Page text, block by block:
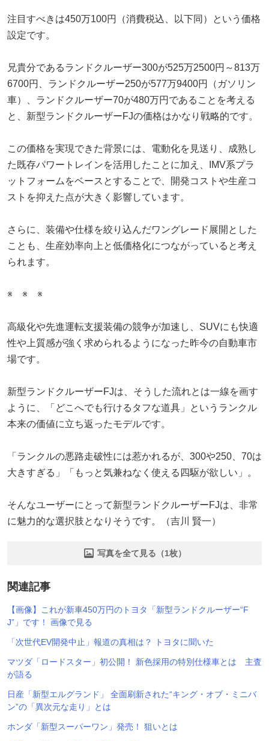
注目すべきは450万100円（消費税込、以下同）という価格
設定です。
兄貴分であるランドクルーザー300が525万2500円～813万
6700円、ランドクルーザー250が577万9400円（ガソリン
車）、ランドクルーザー70が480万円であることを考える
と、新型ランドクルーザーFJの価格はかなり戦略的です。
この価格を実現できた背景には、電動化を見送り、成熟し
た既存パワートレインを活用したことに加え、IMV系プラ
ットフォームをベースとすることで、開発コストや生産コ
ストを抑えた点が大きく影響しています。
さらに、装備や仕様を絞り込んだワングレード展開とした
ことも、生産効率向上と低価格化につながっていると考え
られます。
※ ※ ※
高級化や先進運転支援装備の競争が加速し、SUVにも快適
性や上質感が強く求められるようになった昨今の自動車市
場です。
新型ランドクルーザーFJは、そうした流れとは一線を画す
ように、「どこへでも行けるタフな道具」というランクル
本来の価値に立ち返ったモデルです。
「ランクルの悪路走破性には惹かれるが、300や250、70は
大きすぎる」「もっと気兼ねなく使える四駆が欲しい」。
そんなユーザーにとって新型ランドクルーザーFJは、非常
に魅力的な選択肢となりそうです。（吉川 賢一）
写真を全て見る（1枚）
関連記事
【画像】これが新車450万円のトヨタ「新型ランドクルーザー“F
J”」です！ 画像で見る
「次世代EV開発中止」報道の真相は？ トヨタに聞いた
マツダ「ロードスター」初公開！ 新色採用の特別仕様車とは 主査
が語る
日産「新型エルグランド」 全面刷新された“キング・オブ・ミニバ
ン”の「異次元な走り」とは
ホンダ「新型スーパーワン」発売！ 狙いとは